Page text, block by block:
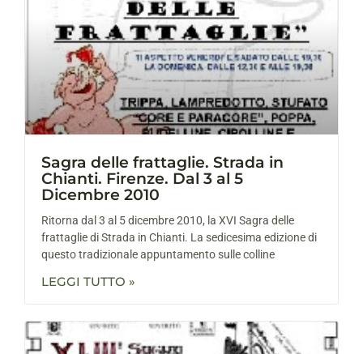
Sagra delle frattaglie. Strada in
Chianti. Firenze. Dal 3 al 5
Dicembre 2010
Ritorna dal 3 al 5 dicembre 2010, la XVI Sagra delle
frattaglie di Strada in Chianti. La sedicesima edizione di
questo tradizionale appuntamento sulle colline
LEGGI TUTTO »